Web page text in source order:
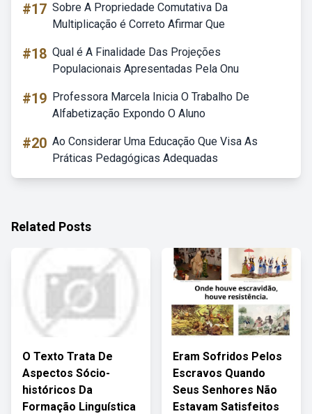
#17 Sobre A Propriedade Comutativa Da
Multiplicação é Correto Afirmar Que
#18 Qual é A Finalidade Das Projeções
Populacionais Apresentadas Pela Onu
#19 Professora Marcela Inicia O Trabalho De
Alfabetização Expondo O Aluno
#20 Ao Considerar Uma Educação Que Visa As
Práticas Pedagógicas Adequadas
Related Posts
O Texto Trata De
Aspectos Sócio-
históricos Da
Formação Linguística
Eram Sofridos Pelos
Escravos Quando
Seus Senhores Não
Estavam Satisfeitos